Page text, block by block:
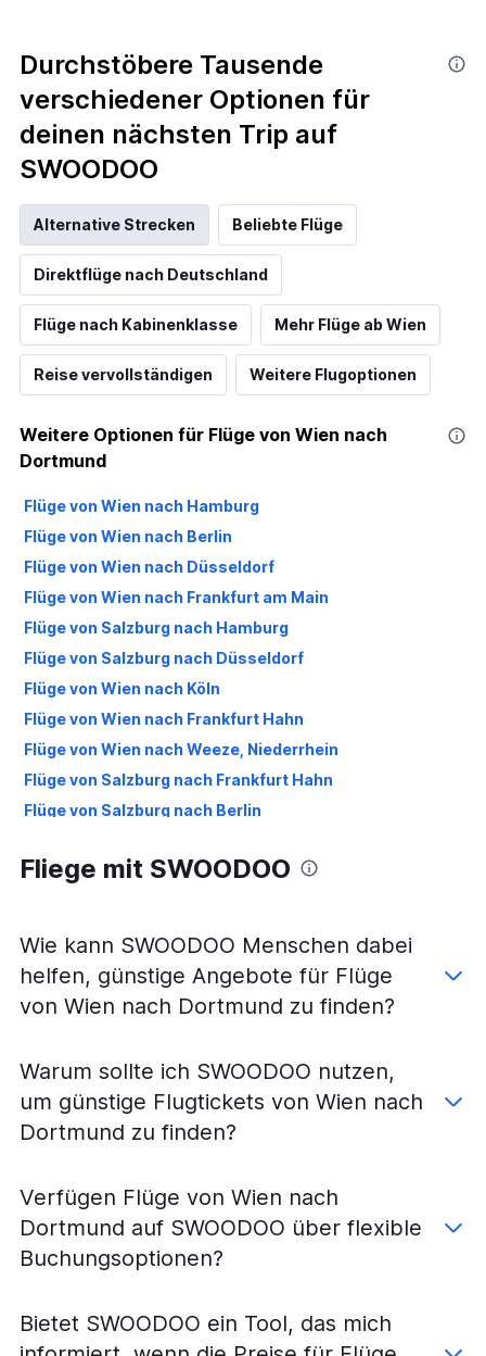
Durchstöbere Tausende
verschiedener Optionen für
deinen nächsten Trip auf
SWOODOO
Alternative Strecken Beliebte Flüge
Direktflüge nach Deutschland
Flüge nach Kabinenklasse Mehr Flüge ab Wien
Reise vervollständigen Weitere Flugoptionen
Weitere Optionen für Flüge von Wien nach
Dortmund
Flüge von Wien nach Hamburg
Flüge von Wien nach Berlin
Flüge von Wien nach Düsseldorf
Flüge von Wien nach Frankfurt am Main
Flüge von Salzburg nach Hamburg
Flüge von Salzburg nach Düsseldorf
Flüge von Wien nach Köln
Flüge von Wien nach Frankfurt Hahn
Flüge von Wien nach Weeze, Niederrhein
Flüge von Salzburg nach Frankfurt Hahn
Flüge von Salzburg nach Berlin
Flüge von Linz nach Hamburg
Flüge von Graz nach Frankfurt Hahn
Flüge von Graz nach Weeze, Niederrhein
Flüge von Wien nach Leipzig
Flüge von Graz nach Hamburg
Flüge von Salzburg nach Köln
Flüge von Wien nach Stuttgart
Flüge von Wien nach Hannover
Flüge von Linz nach Berlin
Fliege mit SWOODOO
Wie kann SWOODOO Menschen dabei
helfen, günstige Angebote für Flüge
von Wien nach Dortmund zu finden?
Warum sollte ich SWOODOO nutzen,
um günstige Flugtickets von Wien nach
Dortmund zu finden?
Verfügen Flüge von Wien nach
Dortmund auf SWOODOO über flexible
Buchungsoptionen?
Bietet SWOODOO ein Tool, das mich